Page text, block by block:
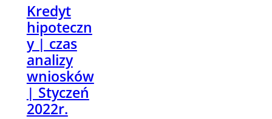
Kredyt
hipoteczn
y | czas
analizy
wniosków
| Styczeń
2022r.